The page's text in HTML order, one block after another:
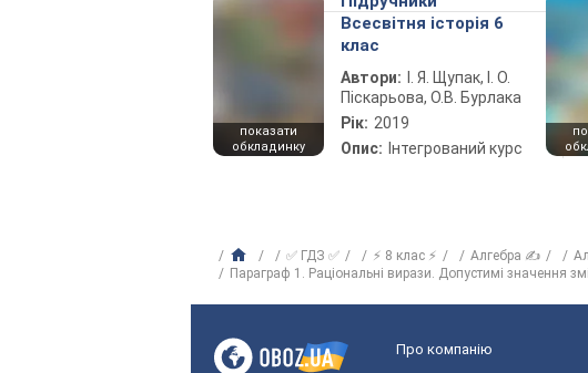
показати
обкладинку
Всесвітня історія 6
клас
Автори:
І. Я. Щупак, І. О.
Піскарьова, О.В. Бурлака
Рік: 2019
Опис: Інтегрований курс
✅ ГДЗ ✅ ⚡ 8 клас ⚡ Алгебра ✍
Параграф 1. Раціональні вирази. Допустимі значення
Про компанію